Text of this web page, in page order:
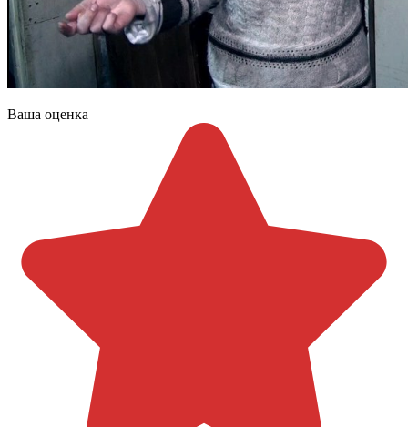
Ваша оценка